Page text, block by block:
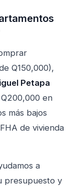
Q150,000),
Petapa
en
más bajos
de vivienda
a
presupuesto y